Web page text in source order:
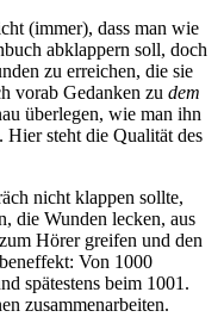
(immer), dass man wie
abklappern soll, doch
zu erreichen, die sie
vorab Gedanken zu dem
überlegen, wie man ihn
Hier steht die Qualität des
nicht klappen sollte,
die Wunden lecken, aus
Hörer greifen und den
Von 1000
spätestens beim 1001.
zusammenarbeiten.